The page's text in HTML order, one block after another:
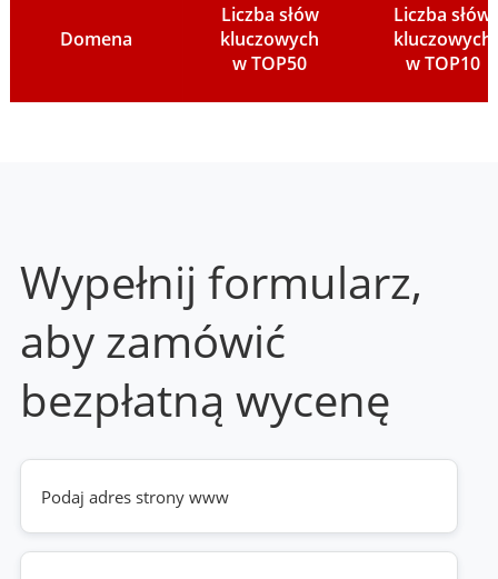
Domena
Liczba słów
kluczowych
w TOP50
Liczba słów
kluczowych
w TOP10
Wypełnij formularz,
aby zamówić
bezpłatną wycenę
Twoja
strona
www
(wymagane)
Telefon